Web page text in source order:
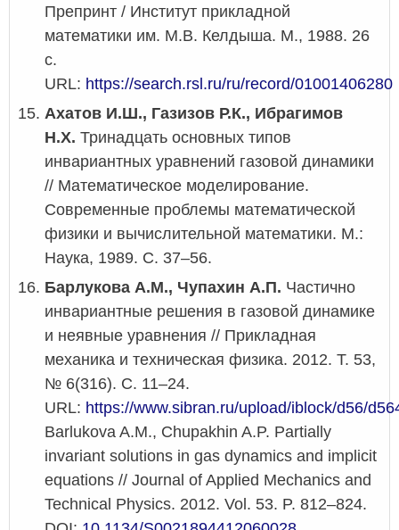
Препринт / Институт прикладной
математики им. М.В. Келдыша. М., 1988. 26
с.
URL: https://search.rsl.ru/ru/record/01001406280
Ахатов И.Ш., Газизов Р.К., Ибрагимов
Н.Х. Тринадцать основных типов
инвариантных уравнений газовой динамики
// Математическое моделирование.
Современные проблемы математической
физики и вычислительной математики. М.:
Наука, 1989. С. 37–56.
Барлукова А.М., Чупахин А.П. Частично
инвариантные решения в газовой динамике
и неявные уравнения // Прикладная
механика и техническая физика. 2012. Т. 53,
№ 6(316). С. 11–24.
URL: https://www.sibran.ru/upload/iblock/d56/
Barlukova A.M., Chupakhin A.P. Partially
invariant solutions in gas dynamics and implicit
equations // Journal of Applied Mechanics and
Technical Physics. 2012. Vol. 53. P. 812–824.